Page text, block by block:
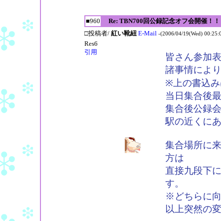
■960 Re: TBN700回公録記念オフ会開催！！
□投稿者/ 紅い靴紐 E-Mail -(2006/04/19(Wed)
Res6
引用
皆さん参加
諸事情によ
※上の書込
当日集合後
集合後公録
駅の近くに
集合場所に
方は
直接九段下
す。
※どちらに
以上突然の